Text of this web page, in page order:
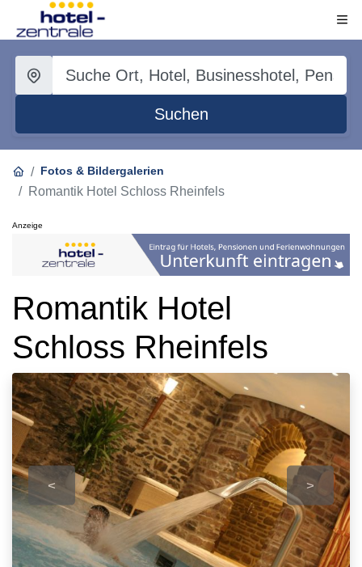
Suchen
Fotos & Bildergalerien
Romantik Hotel Schloss Rheinfels
Anzeige
Romantik Hotel
Schloss Rheinfels
< >